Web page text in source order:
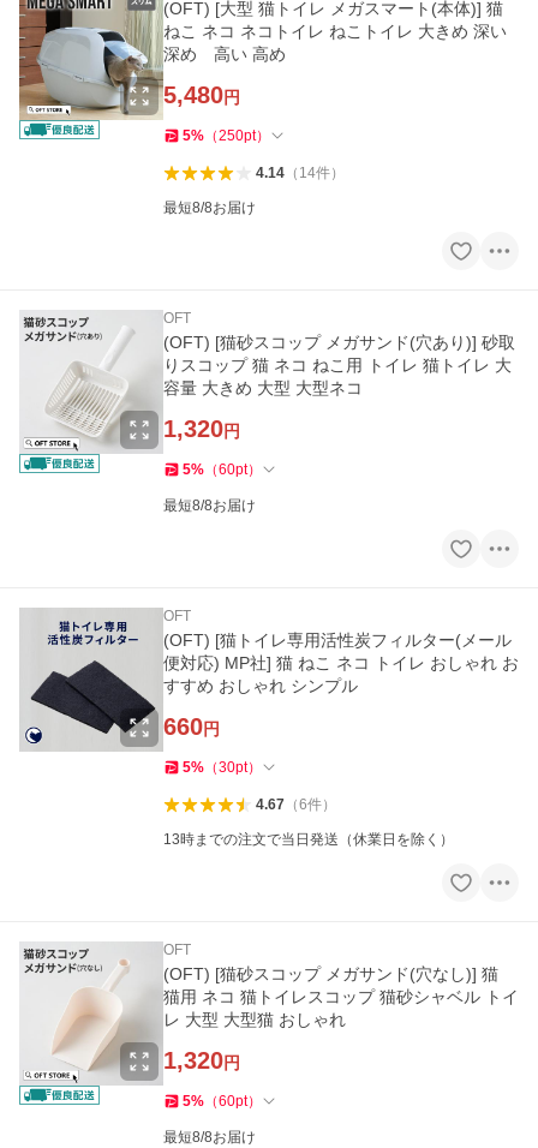
(OFT) [大型 猫トイレ メガスマート(本体)] 猫
ねこ ネコ ネコトイレ ねこトイレ 大きめ 深い
深め 高い 高め
5,480円
5% （250pt）
4.14（ 14件）
最短8/8お届け
OFT
(OFT) [猫砂スコップ メガサンド(穴あり)] 砂取
りスコップ 猫 ネコ ねこ用 トイレ 猫トイレ 大
容量 大きめ 大型 大型ネコ
1,320円
5% （60pt）
最短8/8お届け
OFT
(OFT) [猫トイレ専用活性炭フィルター(メール
便対応) MP社] 猫 ねこ ネコ トイレ おしゃれ お
すすめ おしゃれ シンプル
660円
5% （30pt）
4.67（6件）
13時までの注文で当日発送（休業日を除く）
OFT
(OFT) [猫砂スコップ メガサンド(穴なし)] 猫
猫用 ネコ 猫トイレスコップ 猫砂シャベル トイ
レ 大型 大型猫 おしゃれ
1,320円
5% （60pt）
最短8/8お届け